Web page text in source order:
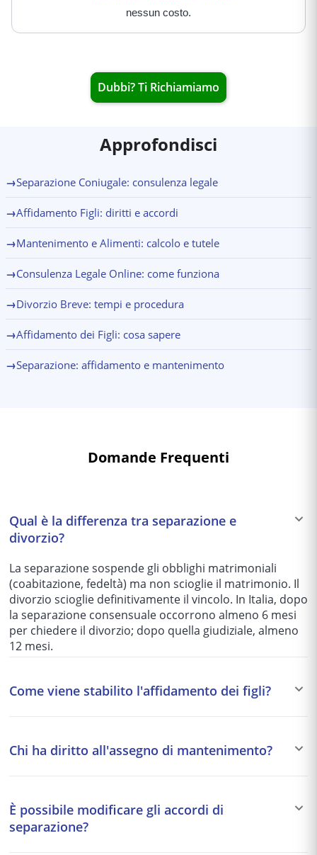
nessun costo.
Dubbi? Ti Richiamiamo
Approfondisci
→Separazione Coniugale: consulenza legale
→Affidamento Figli: diritti e accordi
→Mantenimento e Alimenti: calcolo e tutele
→Consulenza Legale Online: come funziona
→Divorzio Breve: tempi e procedura
→Affidamento dei Figli: cosa sapere
→Separazione: affidamento e mantenimento
Domande Frequenti
Qual è la differenza tra separazione e
divorzio?
La separazione sospende gli obblighi matrimoniali
(coabitazione, fedeltà) ma non scioglie il matrimonio. Il
divorzio scioglie definitivamente il vincolo. In Italia, dopo
la separazione consensuale occorrono almeno 6 mesi
per chiedere il divorzio; dopo quella giudiziale, almeno
12 mesi.
Come viene stabilito l'affidamento dei figli?
diritti e responsabilità. L'affidamento esclusivo è
criterio guida.
Chi ha diritto all'assegno di mantenimento?
adeguati al tenore di vita matrimoniale. I figli minori (e
maggiorenni non ancora autosufficienti) hanno sempre
È possibile modificare gli accordi di
separazione?